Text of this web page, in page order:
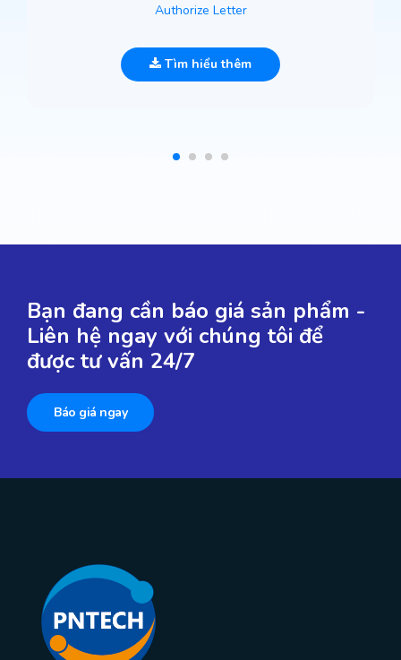
Authorize Letter
Tìm hiểu thêm
Bạn đang cần báo giá sản phẩm -
Liên hệ ngay với chúng tôi để
được tư vấn 24/7
Báo giá ngay